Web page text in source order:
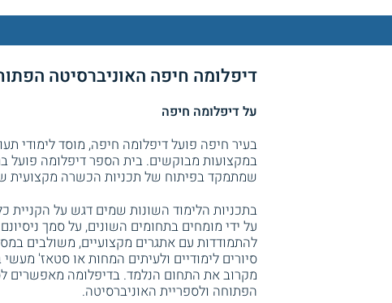
דיפלומה חיפה האוניברסיטה
על דיפלומה חיפה
בעיר חיפה פועל דיפלומה חיפה, מוסד לימודי
במקצועות מבוקשים. בית הספר דיפלומה פועל
שמתמקד בפיתוח של תכניות הכשרה מקצועית
בתכניות הלימוד השונות שמים דגש על הקניית
על ידי מומחים בתחומים השונים, על סמך
להתמודדות עם אתגרים מקצועיים, משולבים
סיורים לימודיים ולעיתים המחות או סטאז'
מקרוב את התחום הנלמד. בדיפלומה מאפשרים
הפתוחה ולספריית האוניברסיטה.